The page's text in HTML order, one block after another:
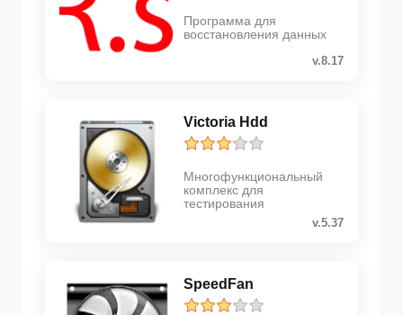
Программа для
восстановления данных
v.8.17
Victoria Hdd
Многофункциональный
комплекс для
тестирования
v.5.37
SpeedFan